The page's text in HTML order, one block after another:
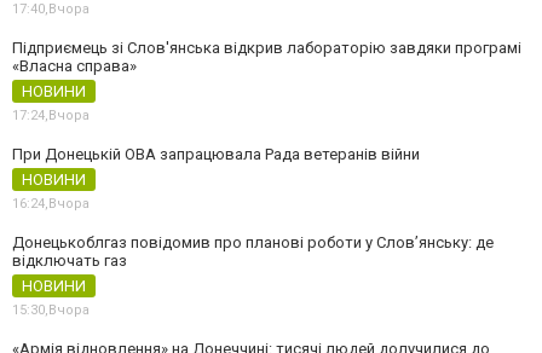
17:40, Вчора
Підприємець зі Слов'янська відкрив лабораторію завдяки програмі
«Власна справа»
НОВИНИ
17:24, Вчора
При Донецькій ОВА запрацювала Рада ветеранів війни
НОВИНИ
16:24, Вчора
Донецькоблгаз повідомив про планові роботи у Слов’янську: де
відключать газ
НОВИНИ
15:30, Вчора
«Армія відновлення» на Донеччині: тисячі людей долучилися до